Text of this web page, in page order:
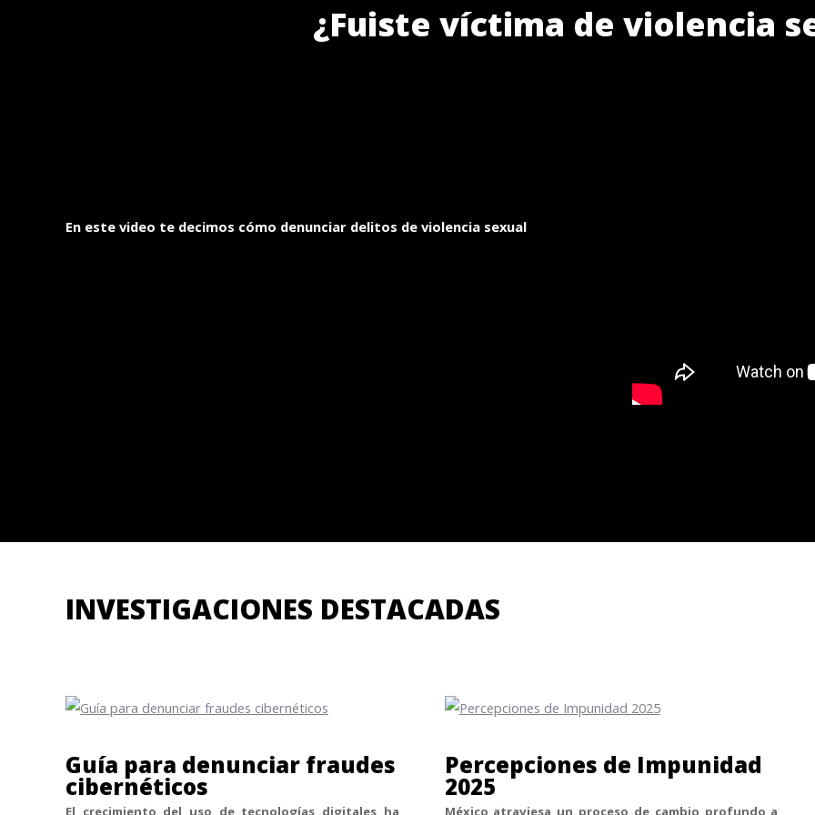
¿Fuiste víctima de violencia
En este video te decimos cómo denunciar delitos de violencia sexual
INVESTIGACIONES DESTACADAS
Guía para denunciar fraudes
cibernéticos
El crecimiento del uso de tecnologías digitales ha
Percepciones de Impunidad
2025
México atraviesa un proceso de cambio profundo a